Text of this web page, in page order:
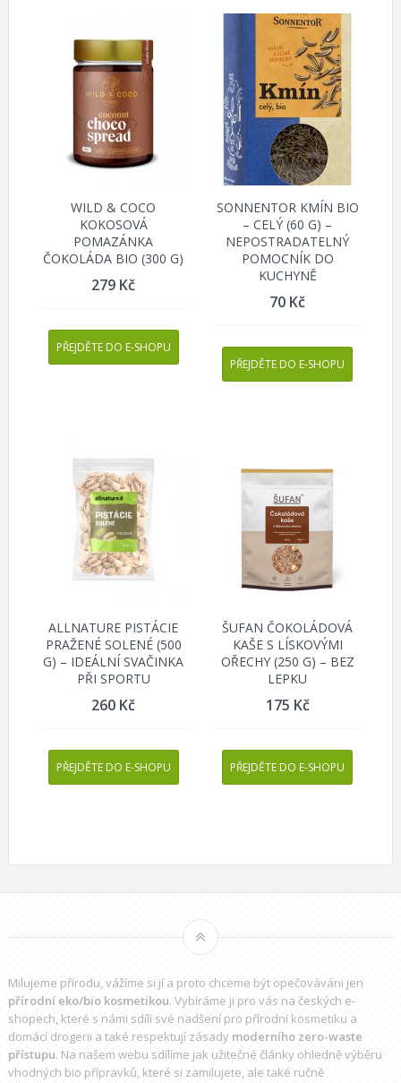
WILD & COCO
KOKOSOVÁ
POMAZÁNKA
ČOKOLÁDA BIO (300 G)
279 Kč
PŘEJDĚTE DO E-SHOPU
SONNENTOR KMÍN BIO
– CELÝ (60 G) –
NEPOSTRADATELNÝ
POMOCNÍK DO
KUCHYNĚ
70 Kč
PŘEJDĚTE DO E-SHOPU
ALLNATURE PISTÁCIE
PRAŽENÉ SOLENÉ (500
G) – IDEÁLNÍ SVAČINKA
PŘI SPORTU
260 Kč
PŘEJDĚTE DO E-SHOPU
ŠUFAN ČOKOLÁDOVÁ
KAŠE S LÍSKOVÝMI
OŘECHY (250 G) – BEZ
LEPKU
175 Kč
PŘEJDĚTE DO E-SHOPU
Milujeme přírodu, vážíme si jí a proto chceme být opečováváni jen
přírodní eko/bio kosmetikou. Vybíráme ji pro vás na českých e-
shopech, které s námi sdílí své nadšení pro přírodní kosmetiku a
domácí drogerii a také respektují zásady moderního zero-waste
přístupu. Na našem webu sdílíme jak užitečné články ohledně výběru
vhodných bio přípravků, které si zamilujete, ale také ručně